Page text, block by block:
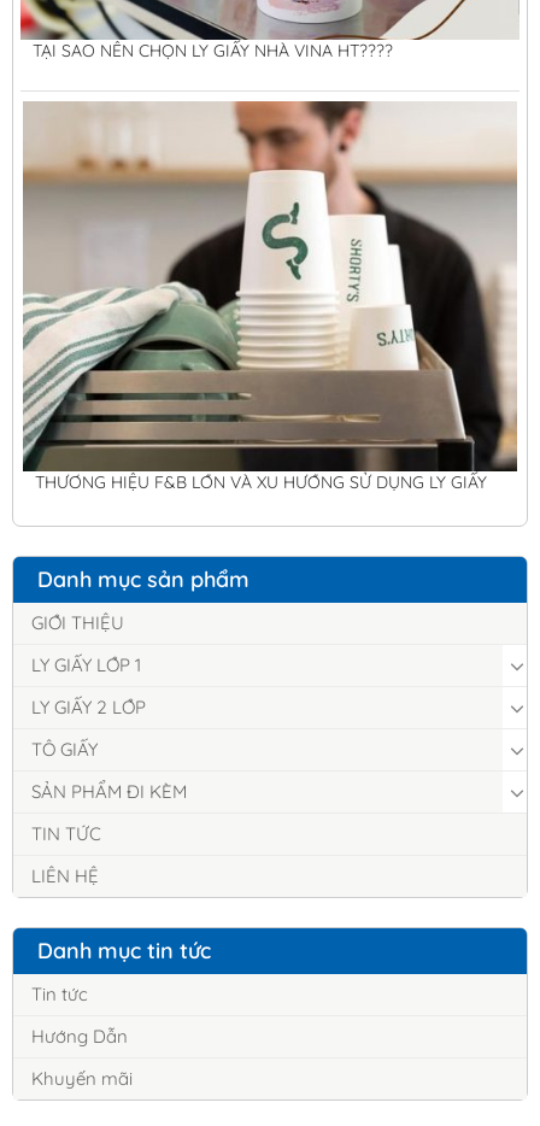
TẠI SAO NÊN CHỌN LY GIẤY NHÀ VINA HT????
THƯƠNG HIỆU F&B LỚN VÀ XU HƯỚNG SỬ DỤNG LY GIẤY
Danh mục sản phẩm
GIỚI THIỆU
LY GIẤY LỚP 1
LY GIẤY 2 LỚP
TÔ GIẤY
SẢN PHẨM ĐI KÈM
TIN TỨC
LIÊN HỆ
Danh mục tin tức
Tin tức
Hướng Dẫn
Khuyến mãi